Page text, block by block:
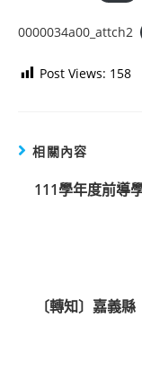
0000034a00_attch2
Post Views: 158
相關內容
111學年度前導
〔轉知〕嘉義